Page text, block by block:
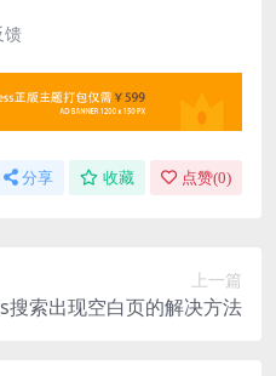
馈
分享 收藏 点赞(0)
上一篇
搜索出现空白页的解决方法